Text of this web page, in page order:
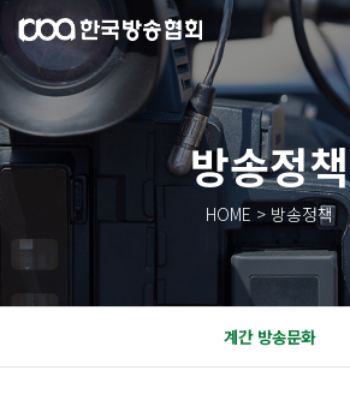
방송정책
HOME > 방송정책
계간 방송문화